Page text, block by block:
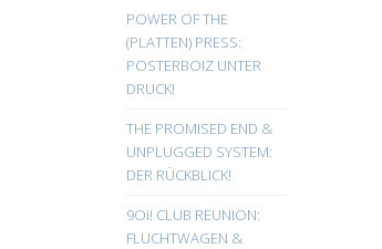
POWER OF THE
(PLATTEN) PRESS:
POSTERBOIZ UNTER
DRUCK!
THE PROMISED END &
UNPLUGGED SYSTEM:
DER RÜCKBLICK!
9Oi! CLUB REUNION:
FLUCHTWAGEN &